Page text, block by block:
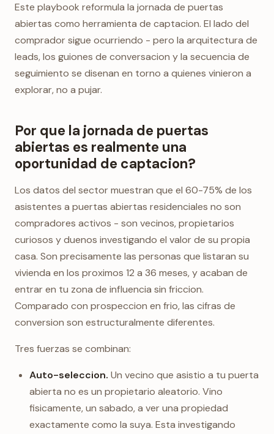
Este playbook reformula la jornada de puertas
abiertas como herramienta de captacion. El lado del
comprador sigue ocurriendo - pero la arquitectura de
leads, los guiones de conversacion y la secuencia de
seguimiento se disenan en torno a quienes vinieron a
explorar, no a pujar.
Por que la jornada de puertas
abiertas es realmente una
oportunidad de captacion?
Los datos del sector muestran que el 60-75% de los
asistentes a puertas abiertas residenciales no son
compradores activos - son vecinos, propietarios
curiosos y duenos investigando el valor de su propia
casa. Son precisamente las personas que listaran su
vivienda en los proximos 12 a 36 meses, y acaban de
entrar en tu zona de influencia sin friccion.
Comparado con prospeccion en frio, las cifras de
conversion son estructuralmente diferentes.
Tres fuerzas se combinan:
Auto-seleccion. Un vecino que asistio a tu puerta
abierta no es un propietario aleatorio. Vino
fisicamente, un sabado, a ver una propiedad
exactamente como la suya. Esta investigando